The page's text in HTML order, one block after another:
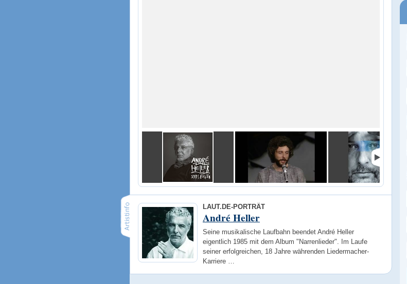
LAUT.DE-PORTRÄT
André Heller
Seine musikalische Laufbahn beendet André Heller
eigentlich 1985 mit dem Album "Narrenlieder". Im Laufe
seiner erfolgreichen, 18 Jahre währenden Liedermacher-
Karriere …